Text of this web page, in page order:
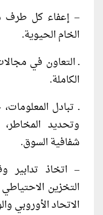
– إعفاء كل طرف
الخام الحيوية.
ـ التعاون في
الكاملة.
ـ تبادل
وتحديد
شفافية السوق.
– اتخاذ تدابير
التخزين
الاتحاد الأوروبي